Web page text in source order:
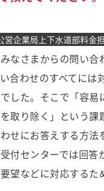
営企業局上下水道部料金
なさまからの問い
合わせのすべてには
した。そこで「容
取り除く」という課
せにお答えする方
付センターでは回
望などに対応する